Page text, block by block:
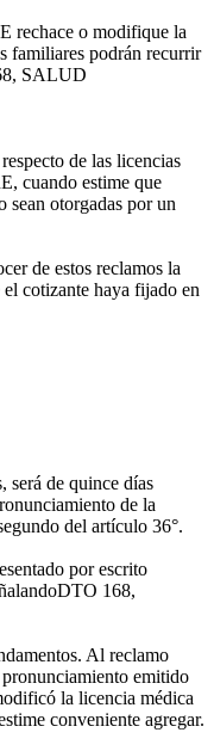
rechace o modifique la
familiares podrán recurrir
SALUD
de las licencias
cuando estime que
sean otorgadas por un
de estos reclamos la
cotizante haya fijado en
será de quince días
de la
del artículo 36°.
por escrito
DTO 168,
Al reclamo
emitido
la licencia médica
conveniente agregar.